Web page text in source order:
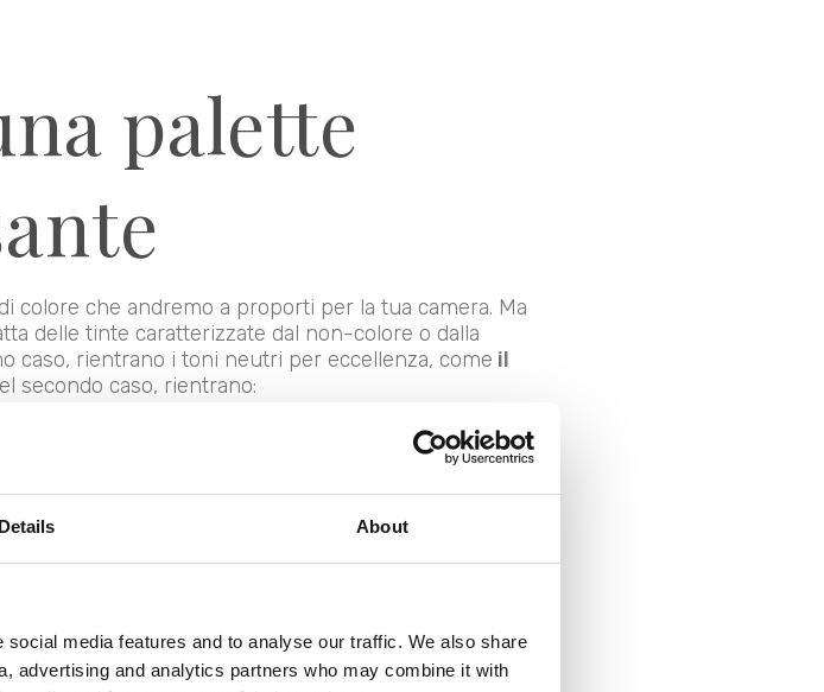
Details About
media features and to analyse our traffic. We also share
advertising and analytics partners who may combine it with
palette
che andremo a proporti per la tua camera. Ma
delle tinte caratterizzate dal non-colore o dalla
caso, rientrano i toni neutri per eccellenza, come il
secondo caso, rientrano:
o il tortora, che presentano note di giallo o di
risultato di cromie desaturate abbinate al grigio.
basati sulla gradazione di bianco, beige, grigio che
nel tuo ambiente. Poi pensa alle sensazioni che
e le atmosfere rilassate? Gioca con diverse